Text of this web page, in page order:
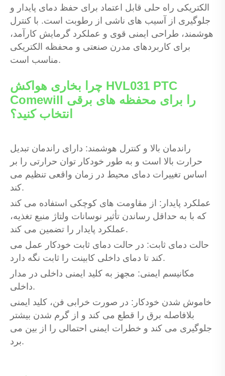
الکتریکی راه حلی قابل اعتماد برای حفظ دمای پایدار و
جلوگیری از آسیب های ناشی از رطوبت است. با کنترل
هوشمند، طراحی ایمنی قوی و عملکرد گرمایش کارآمد،
برای کاربردهای مدرن صنعتی و محفظه الکتریکی
مناسب است.
چرا بخاری هواکش HVL031 PTC
Comewill را برای محفظه های برقی
انتخاب کنید؟
راندمان بالا و کنترل هوشمند: دارای راندمان تبدیل
حرارت بالا است و به طور خودکار توان حرارتی را بر
اساس تغییرات دمای محیط در زمان واقعی تنظیم می
کند.
عملکرد پایدار: از مقاومت های کوچکی استفاده می کند
که با به حداقل رساندن تأثیر نوسانات ولتاژ منبع تغذیه،
عملکرد پایدار را تضمین می کند.
حالت دمای ثابت: در حالت دمای ثابت خودکار عمل می
کند تا دمای داخلی کابینت را ثابت نگه دارد.
مکانیسم ایمنی: مجهز به کلید ایمنی داخلی در مدار
داخلی.
خاموش شدن خودکار: در صورت خرابی فن، کلید ایمنی
بلافاصله برق را قطع می کند و از گرم شدن بیشتر
جلوگیری می کند و خطرات ایمنی احتمالی را از بین می
برد.